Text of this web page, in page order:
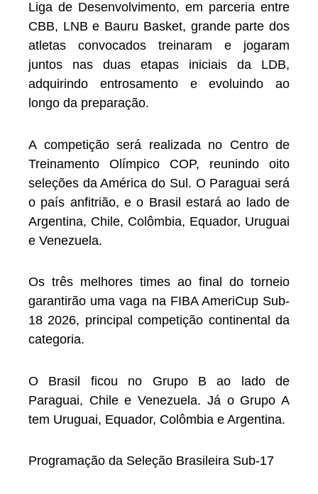
Liga de Desenvolvimento, em parceria entre
CBB, LNB e Bauru Basket, grande parte dos
atletas convocados treinaram e jogaram
juntos nas duas etapas iniciais da LDB,
adquirindo entrosamento e evoluindo ao
longo da preparação.
A competição será realizada no Centro de
Treinamento Olímpico COP, reunindo oito
seleções da América do Sul. O Paraguai será
o país anfitrião, e o Brasil estará ao lado de
Argentina, Chile, Colômbia, Equador, Uruguai
e Venezuela.
Os três melhores times ao final do torneio
garantirão uma vaga na FIBA AmeriCup Sub-
18 2026, principal competição continental da
categoria.
O Brasil ficou no Grupo B ao lado de
Paraguai, Chile e Venezuela. Já o Grupo A
tem Uruguai, Equador, Colômbia e Argentina.
Programação da Seleção Brasileira Sub-17